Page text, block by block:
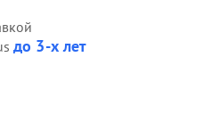
до 3-х лет